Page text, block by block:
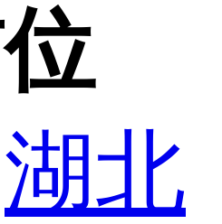
湖北